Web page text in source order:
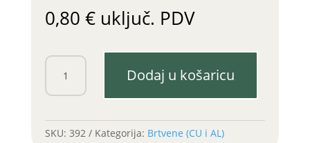
0,80 € uključ. PDV
Brtva
22x27
Dodaj u košaricu
SKU: 392 Kategorija: Brtvene (CU i AL)